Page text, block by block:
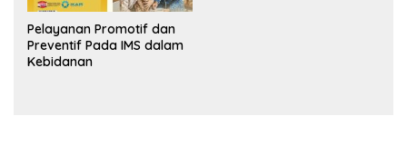
Pelayanan Promotif dan
Preventif Pada IMS dalam
Kebidanan